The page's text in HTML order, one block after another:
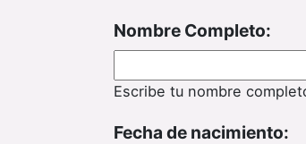
Nombre Completo:
Escribe tu nombre
Fecha de nacimiento: